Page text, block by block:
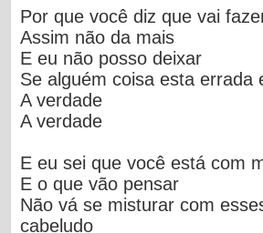
Por que você diz que vai
Assim não da mais
E eu não posso deixar
Se alguém coisa esta errada
A verdade
A verdade
E eu sei que você está com
E o que vão pensar
Não vá se misturar com
cabeludo